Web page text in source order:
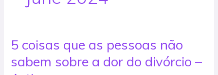
5 coisas que as pessoas não
sabem sobre a dor do divórcio –
5
coisas
que